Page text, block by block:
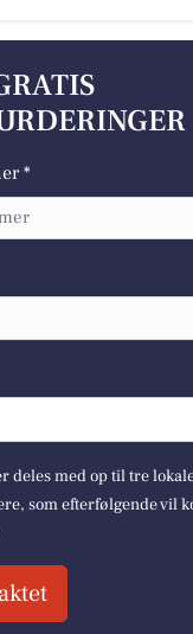
*
deles med op til tre
som efterfølgende vil